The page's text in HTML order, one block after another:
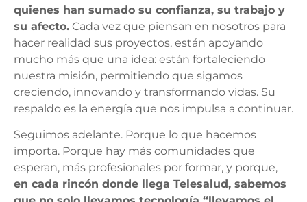
quienes han sumado su confianza, su trabajo y
su afecto. Cada vez que piensan en nosotros para
hacer realidad sus proyectos, están apoyando
mucho más que una idea: están fortaleciendo
nuestra misión, permitiendo que sigamos
creciendo, innovando y transformando vidas. Su
respaldo es la energía que nos impulsa a continuar.
Seguimos adelante. Porque lo que hacemos
importa. Porque hay más comunidades que
esperan, más profesionales por formar, y porque,
en cada rincón donde llega Telesalud, sabemos